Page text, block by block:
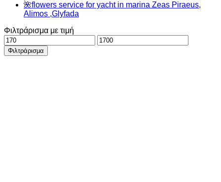
🌺flowers service for yacht in marina Zeas Piraeus,
Alimos ,Glyfada
Φιλτράρισμα με τιμή
Ελάχιστη
τιμή
Μέγιστη
τιμή
Φιλτράρισμα